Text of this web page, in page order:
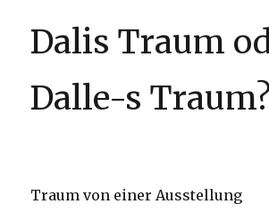
Dalis Traum
Dalle-s Traum?
Traum von einer Ausstellung